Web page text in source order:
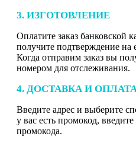
3. ИЗГОТОВЛЕНИЕ
Оплатите заказ банковской
получите подтверждение на
Когда отправим заказ вы
номером для отслеживания.
4. ДОСТАВКА И ОПЛАТА
Введите адрес и выберите
у вас есть промокод,
промокода.